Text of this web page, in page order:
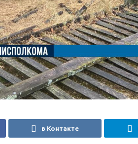
в Контакте